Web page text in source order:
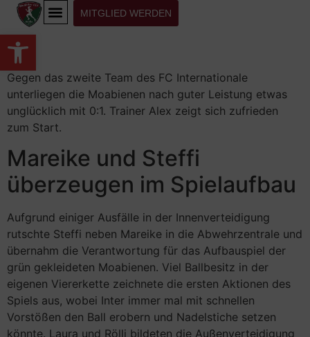
Werkzeugleiste öffnen
MITGLIED WERDEN
Gegen das zweite Team des FC Internationale
unterliegen die Moabienen nach guter Leistung etwas
unglücklich mit 0:1. Trainer Alex zeigt sich zufrieden
zum Start.
Mareike und Steffi
überzeugen im Spielaufbau
Aufgrund einiger Ausfälle in der Innenverteidigung
rutschte Steffi neben Mareike in die Abwehrzentrale und
übernahm die Verantwortung für das Aufbauspiel der
grün gekleideten Moabienen. Viel Ballbesitz in der
eigenen Viererkette zeichnete die ersten Aktionen des
Spiels aus, wobei Inter immer mal mit schnellen
Vorstößen den Ball erobern und Nadelstiche setzen
könnte. Laura und Rölli bildeten die Außenverteidigung